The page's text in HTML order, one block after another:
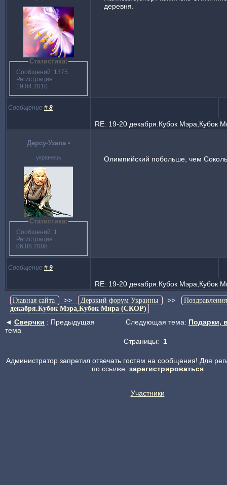
Статистика:
Сообщений: 1375
Регистрация:
19.04.2010
деревня.
Сообщение # 8
RE: 19-20 декабря.Кубок Мэра,Кубок
Деpcy-Узала •
українець
Статистика:
Сообщений: 1
Регистрация:
06.08.2008
Олимпийский побольше, чем
Сообщение # 9
RE: 19-20 декабря.Кубок Мэра,Кубок
Главная сайта >> Дерзкий форум Украины >>
Поздравления
декабря.Кубок Мэра,Кубок Мира (СКОР)
◄ Сверчки : Предыдущая
тема
Следующая тема: Подарки,
Страницы: 1
Администратор запретил отвечать гостям на сообщения! Для
по ссылке: зарегистрироваться
Участники